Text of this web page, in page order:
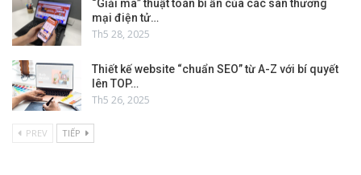
“Giải mã” thuật toán bí ẩn của các sàn thương
mại điện tử…
Th5 28, 2025
Thiết kế website “chuẩn SEO” từ A-Z với bí quyết
lên TOP…
Th5 26, 2025
PREV TIẾP